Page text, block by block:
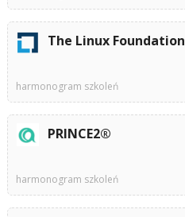
The Linux Foundation
harmonogram szkoleń
PRINCE2®
harmonogram szkoleń